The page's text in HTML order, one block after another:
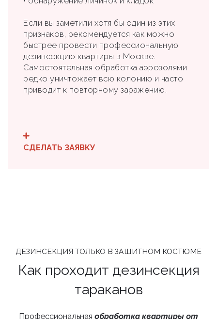
Если вы заметили хотя бы один из этих
признаков, рекомендуется как можно
быстрее провести профессиональную
дезинсекцию квартиры в Москве.
Самостоятельная обработка аэрозолями
редко уничтожает всю колонию и часто
приводит к повторному заражению.
СДЕЛАТЬ ЗАЯВКУ
ДЕЗИНСЕКЦИЯ ТОЛЬКО В ЗАЩИТНОМ КОСТЮМЕ
Как проходит дезинсекция
тараканов
Профессиональная обработка квартиры от